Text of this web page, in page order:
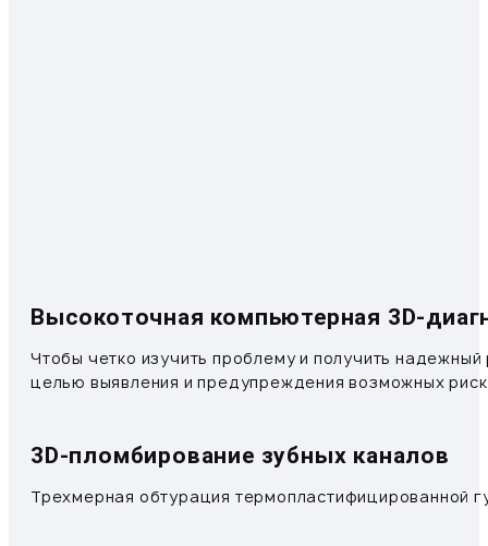
Высокоточная компьютерная 3D-
Чтобы четко изучить проблему и получить
целью выявления и предупреждения возможных
3D-пломбирование зубных каналов
Трехмерная обтурация термопластифицированной